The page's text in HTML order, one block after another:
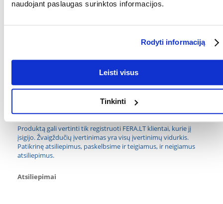
naudojant paslaugas surinktos informacijos.
Rodyti informaciją
Leisti visus
Tinkinti
GAMINTOJAS: TETRA
Produktą gali vertinti tik registruoti FERA.LT klientai, kurie jį
įsigijo. Žvaigždučių įvertinimas yra visų įvertinimų vidurkis.
Patikrinę atsiliepimus, paskelbsime ir teigiamus, ir neigiamus
atsiliepimus.
Atsiliepimai